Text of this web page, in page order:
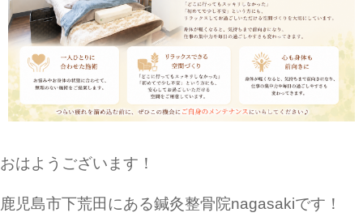
おはようございます！
鹿児島市下荒田にある鍼灸整骨院nagasakiです！